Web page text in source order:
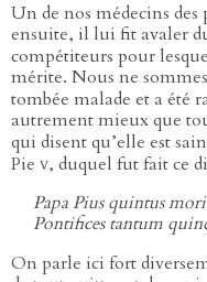
Un de nos médecins
ensuite, il lui fit avaler
compétiteurs pour
mérite. Nous ne
tombée malade et a été
autrement mieux que
qui disent qu’elle est
Pie v, duquel fut fait ce
Papa Pius quintus
Pontifices tantum
On parle ici fort